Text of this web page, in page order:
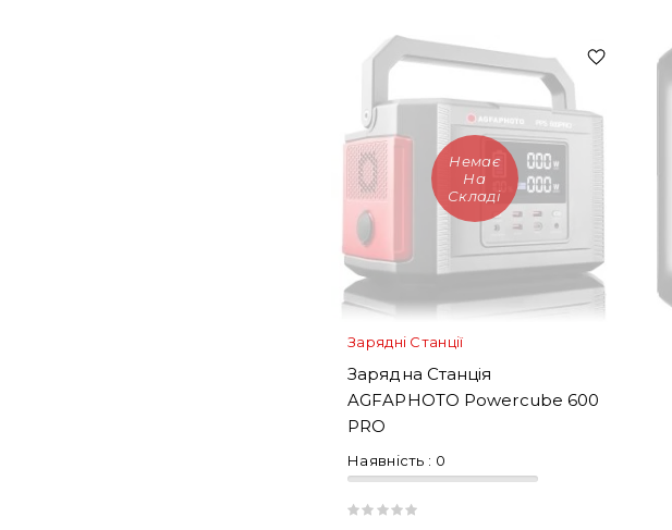
Немає
На
Складі
Зарядні Станції
Зарядна Станція
AGFAPHOTO Powercube 600
PRO
Наявність : 0